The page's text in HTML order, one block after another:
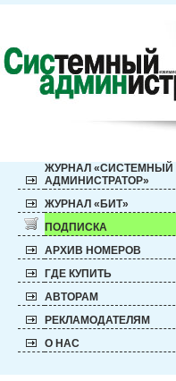
ЖУРНАЛ «СИСТЕМНЫЙ
АДМИНИСТРАТОР»
ЖУРНАЛ «БИТ»
ПОДПИСКА
АРХИВ НОМЕРОВ
ГДЕ КУПИТЬ
АВТОРАМ
РЕКЛАМОДАТЕЛЯМ
О НАС